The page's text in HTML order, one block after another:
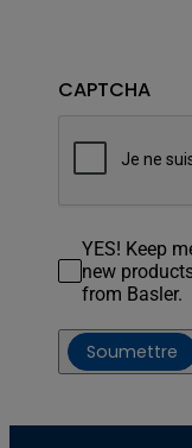
CAPTCHA
YES! Keep
new
from Basler.
Soumettre